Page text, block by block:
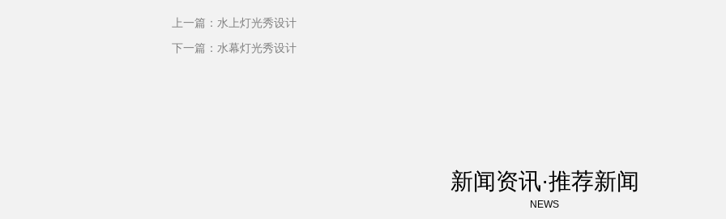
上一篇： 水上灯光秀设计
下一篇： 水幕灯光秀设计
新闻资讯·推荐新闻
NEWS